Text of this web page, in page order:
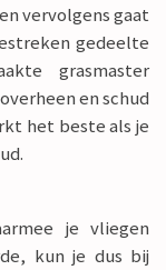
vervolgens gaat
gedeelte
grasmaster
en schud
het beste als je
je vliegen
kun je dus bij